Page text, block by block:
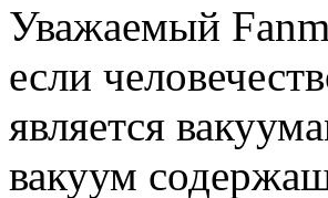
Уважаемый
если
является
вакуум